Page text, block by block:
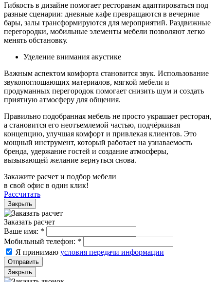
Гибкость в дизайне помогает ресторанам адаптироваться под
разные сценарии: дневные кафе превращаются в вечерние
бары, залы трансформируются для мероприятий. Раздвижные
перегородки, мобильные элементы мебели позволяют легко
менять обстановку.
Уделение внимания акустике
Важным аспектом комфорта становится звук. Использование
звукопоглощающих материалов, мягкой мебели и
продуманных перегородок помогает снизить шум и создать
приятную атмосферу для общения.
Правильно подобранная мебель не просто украшает ресторан,
а становится его неотъемлемой частью, подчёркивая
концепцию, улучшая комфорт и привлекая клиентов. Это
мощный инструмент, который работает на узнаваемость
бренда, удержание гостей и создание атмосферы,
вызывающей желание вернуться снова.
Закажите расчет и подбор мебели
в свой офис в один клик!
Рассчитать
Закрыть
Заказать расчет
Ваше имя: *
Мобильный телефон: *
Я принимаю условия передачи информации
Отправить
Закрыть